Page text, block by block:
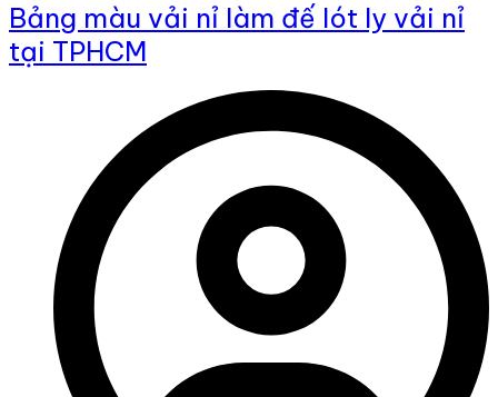
Bảng màu vải nỉ làm đế lót ly vải nỉ
tại TPHCM